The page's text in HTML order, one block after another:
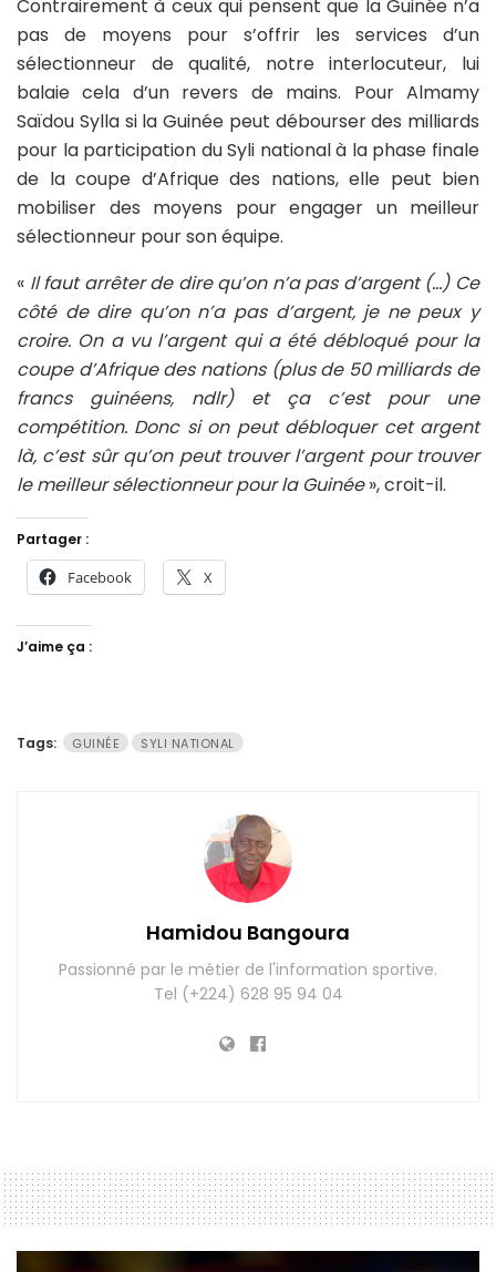
Contrairement à ceux qui pensent que la Guinée n’a
pas de moyens pour s’offrir les services d’un
sélectionneur de qualité, notre interlocuteur, lui
balaie cela d’un revers de mains. Pour Almamy
Saïdou Sylla si la Guinée peut débourser des milliards
pour la participation du Syli national à la phase finale
de la coupe d’Afrique des nations, elle peut bien
mobiliser des moyens pour engager un meilleur
sélectionneur pour son équipe.
« Il faut arrêter de dire qu’on n’a pas d’argent (…) Ce
côté de dire qu’on n’a pas d’argent, je ne peux y
croire. On a vu l’argent qui a été débloqué pour la
coupe d’Afrique des nations (plus de 50 milliards de
francs guinéens, ndlr) et ça c’est pour une
compétition. Donc si on peut débloquer cet argent
là, c’est sûr qu’on peut trouver l’argent pour trouver
le meilleur sélectionneur pour la Guinée», croit-il.
Partager :
Facebook X
J’aime ça :
Tags: GUINÉE SYLI NATIONAL
Hamidou Bangoura
Passionné par le métier de l'information sportive.
Tel (+224) 628 95 94 04